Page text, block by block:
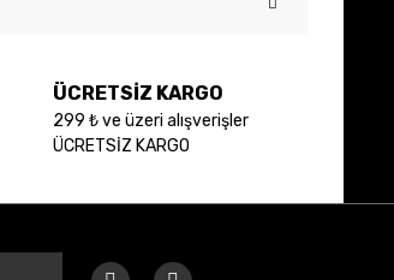
ÜCRETSİZ KARGO
299 ₺ ve üzeri alışverişler
ÜCRETSİZ KARGO